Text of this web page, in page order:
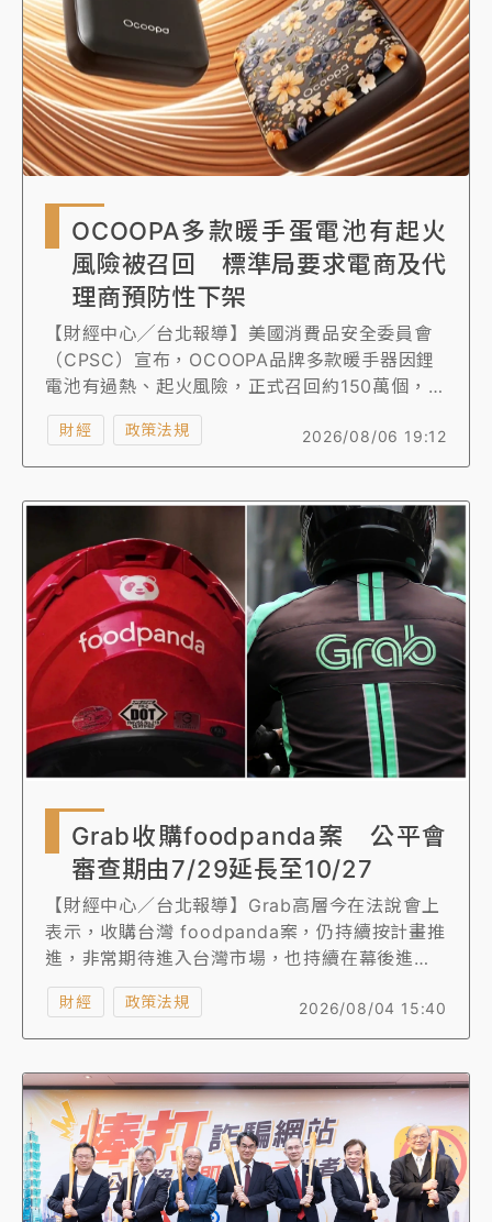
OCOOPA多款暖手蛋電池有起火
風險被召回 標準局要求電商及代
理商預防性下架
【財經中心╱台北報導】美國消費品安全委員會
（CPSC）宣布，OCOOPA品牌多款暖手器因鋰
電池有過熱、起火風險，正式召回約150萬個，主
要是在2018年9月至2026年5月期間賣出的產
品。
2026/08/06 19:12
財經 政策法規
Grab收購foodpanda案 公平會
審查期由7/29延長至10/27
【財經中心／台北報導】Grab高層今在法說會上
表示，收購台灣 foodpanda案，仍持續按計畫推
進，非常期待進入台灣市場，也持續在幕後進行
各項準備工作，目前仍與台灣主管機關保持非常
密切的溝通，並預期可在今年底前完成交易。公
平會於115年7月22日第1812次委員會議，Grab
對競爭之影響等諸多待評估事項，決議依法延長
審議期間60個工作日至115年10月27日。
2026/08/04 15:40
財經 政策法規